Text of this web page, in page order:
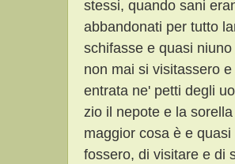
stessi, quando sani
abbandonati per tutto
schifasse e quasi
non mai si visitassero
entrata ne' petti degli
zio il nepote e la
maggior cosa è e
fossero, di visitare e di